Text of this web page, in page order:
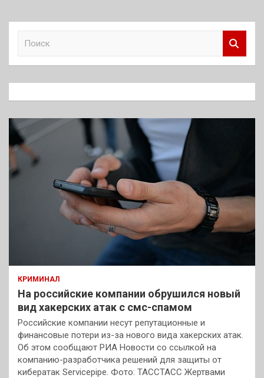
к
КРИМИНАЛ
На российские компании обрушился новый
вид хакерских атак с смс-спамом
Российские компании несут репутационные и
финансовые потери из-за нового вида хакерских атак.
Об этом сообщают РИА Новости со ссылкой на
компанию-разработчика решений для защиты от
кибератак Servicepipe. Фото: ТАССТАСС Жертвами